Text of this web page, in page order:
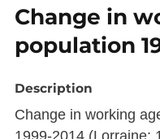
Change in
population
Description
Change in working